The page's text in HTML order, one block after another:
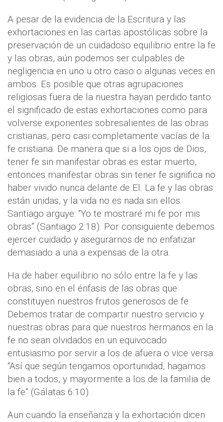
A pesar de la evidencia de la Escritura y las
exhortaciones en las cartas apostólicas sobre la
preservación de un cuidadoso equilibrio entre la fe
y las obras, aún podemos ser culpables de
negligencia en uno u otro caso o algunas veces en
ambos. Es posible que otras agrupaciones
religiosas fuera de la nuestra hayan perdido tanto
el significado de estas exhortaciones como para
volverse exponentes sobresalientes de las obras
cristianas, pero casi completamente vacías de la
fe cristiana. De manera que si a los ojos de Dios,
tener fe sin manifestar obras es estar muerto,
entonces manifestar obras sin tener fe significa no
haber vivido nunca delante de El. La fe y las obras
están unidas, y la vida no es nada sin ellos.
Santiago arguye: “Yo te mostraré mi fe por mis
obras” (Santiago 2:18). Por consiguiente debemos
ejercer cuidado y asegurarnos de no enfatizar
demasiado a una a expensas de la otra.
Ha de haber equilibrio no sólo entre la fe y las
obras, sino en el énfasis de las obras que
constituyen nuestros frutos generosos de fe.
Debemos tratar de compartir nuestro servicio y
nuestras obras para que nuestros hermanos en la
fe no sean olvidados en un equivocado
entusiasmo por servir a los de afuera o vice versa:
“Así que según tengamos oportunidad, hagamos
bien a todos, y mayormente a los de la familia de
la fe” (Gálatas 6:10).
Aun cuando la enseñanza y la exhortación dicen